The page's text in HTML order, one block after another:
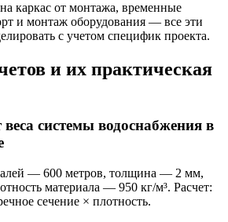
каркас от монтажа, временные
и монтаж оборудования — все эти
с учетом специфик проекта.
и их практическая
системы водоснабжения в
— 600 метров, толщина — 2 мм,
материала — 950 кг/м³. Расчет:
сечение × плотность.